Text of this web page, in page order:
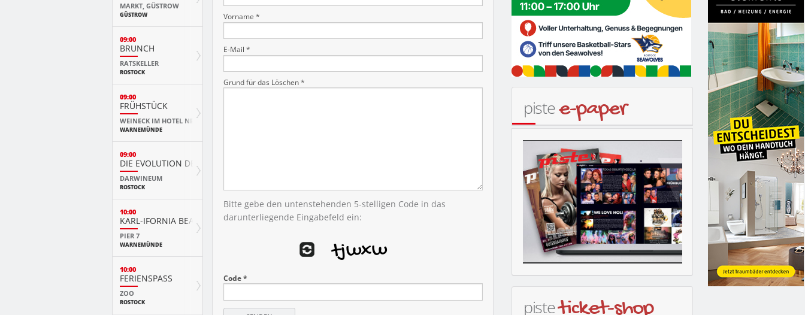
Vorname *
E-Mail *
Grund für das Löschen *
Bitte gebe den untenstehenden 5-stelligen Code in das
darunterliegende Eingabefeld ein:
Code *
MARKT, GÜSTROW
GÜSTROW
09:00
BRUNCH
RATSKELLER
ROSTOCK
09:00
FRÜHSTÜCK
WEINECK IM HOTEL NEPTUN
WARNEMÜNDE
09:00
DIE EVOLUTION DER TIERE MIT PLAYMOBIL
DARWINEUM
ROSTOCK
10:00
KARL-IFORNIA BEACH SANDWELTEN
PIER 7
WARNEMÜNDE
10:00
FERIENSPASS
ZOO
ROSTOCK
pistee-paper
pisteticket-shop